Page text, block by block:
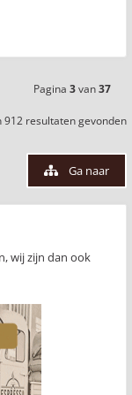
Pagina 3van37
912 resultaten gevonden
Ga naar
wij zijn dan ook